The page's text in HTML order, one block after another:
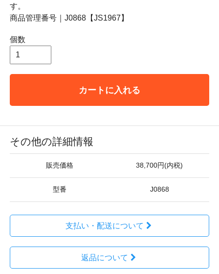
す。
商品管理番号｜J0868【JS1967】
個数
カートに入れる
その他の詳細情報
販売価格 38,700円(内税)
型番 J0868
支払い・配送について
返品について